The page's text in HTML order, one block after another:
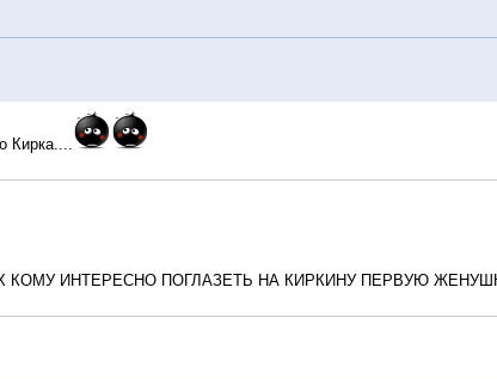
Кирка....
ИНТЕРЕСНО ПОГЛАЗЕТЬ НА КИРКИНУ ПЕРВУЮ